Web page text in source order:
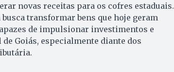
novas receitas para os cofres estaduais.
transformar bens que hoje geram
de impulsionar investimentos e
Goiás, especialmente diante dos